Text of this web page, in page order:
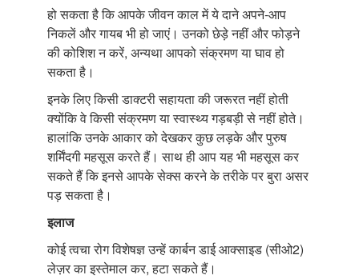
हो सकता है कि आपके जीवन काल में ये दाने अपने-आप
निकलें और गायब भी हो जाएं। उनको छेड़े नहीं और फोड़ने
की कोशिश न करें, अन्यथा आपको संक्रमण या घाव हो
सकता है।
इनके लिए किसी डाक्टरी सहायता की जरूरत नहीं होती
क्योंकि वे किसी संक्रमण या स्वास्थ्य गड़बड़ी से नहीं होते।
हालांकि उनके आकार को देखकर कुछ लड़के और पुरुष
शर्मिंदगी महसूस करते हैं। साथ ही आप यह भी महसूस कर
सकते हैं कि इनसे आपके सेक्स करने के तरीके पर बुरा असर
पड़ सकता है।
इलाज
कोई त्वचा रोग विशेषज्ञ उन्हें कार्बन डाई आक्साइड (सीओ2)
लेज़र का इस्तेमाल कर, हटा सकते हैं।